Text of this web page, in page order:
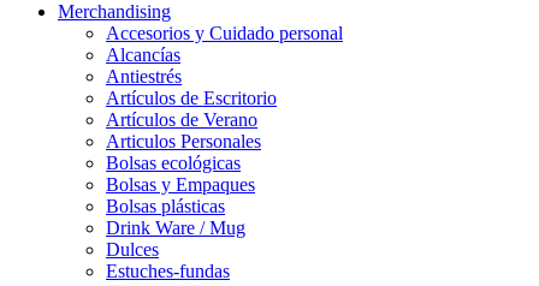
Merchandising
Accesorios y Cuidado personal
Alcancías
Antiestrés
Artículos de Escritorio
Artículos de Verano
Articulos Personales
Bolsas ecológicas
Bolsas y Empaques
Bolsas plásticas
Drink Ware / Mug
Dulces
Estuches-fundas